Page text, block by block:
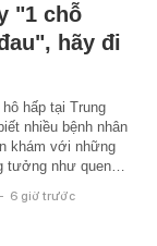
"1 chỗ
hãy đi
hấp tại Trung
nhiều bệnh nhân
khám với những
tưởng như quen…
- 6 giờ trước